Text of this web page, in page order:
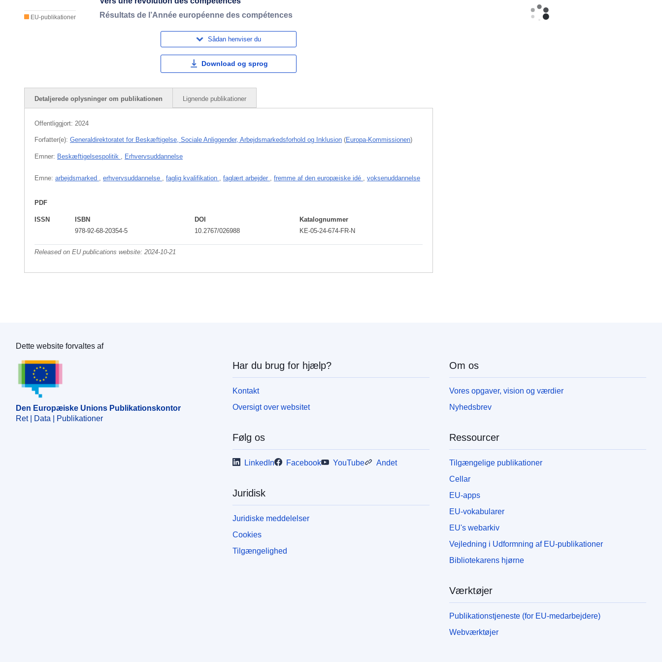
EU-publikationer
Résultats de l’Année européenne des compétences
Sådan henviser du
Download og sprog
Detaljerede oplysninger om publikationen Lignende publikationer
Offentliggjort: 2024
Forfatter(e): Generaldirektoratet for Beskæftigelse, Sociale Anliggender, Arbejdsmarkedsforhold og Inklusion (Europa-Kommissionen)
Emner: Beskæftigelsespolitik , Erhvervsuddannelse
Emne: arbejdsmarked , erhvervsuddannelse , faglig kvalifikation , faglært arbejder , fremme af den europæiske idé , voksenuddannelse
PDF
ISSN
ISBN
978-92-68-20354-5
DOI
10.2767/026988
Katalognummer
KE-05-24-674-FR-N
Released on EU publications website: 2024-10-21
Den Europæiske Unions Publikationskontor
Dette website forvaltes af
Den Europæiske Unions Publikationskontor
Ret | Data | Publikationer
Har du brug for hjælp?
Kontakt
Oversigt over websitet
Følg os
LinkedIn Facebook YouTube Andet
Juridisk
Juridiske meddelelser
Cookies
Tilgængelighed
Om os
Vores opgaver, vision og værdier
Nyhedsbrev
Ressourcer
Tilgængelige publikationer
Cellar
EU-apps
EU-vokabularer
EU's webarkiv
Vejledning i Udformning af EU-publikationer
Bibliotekarens hjørne
Værktøjer
Publikationstjeneste (for EU-medarbejdere)
Webværktøjer